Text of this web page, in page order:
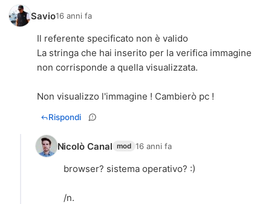
Savio16 anni fa
Il referente specificato non è valido
La stringa che hai inserito per la verifica immagine
non corrisponde a quella visualizzata.
Non visualizzo l'immagine ! Cambierò pc !
Rispondi
Nicolò Canal mod 16 anni fa
browser? sistema operativo? :)
/n.